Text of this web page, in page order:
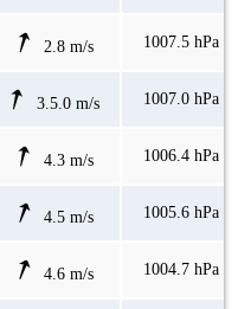
2.8 m/s 1007.5 hPa
3.5.0 m/s 1007.0 hPa
4.3 m/s 1006.4 hPa
4.5 m/s 1005.6 hPa
4.6 m/s 1004.7 hPa